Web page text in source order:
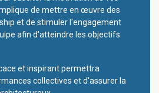
de mettre en œuvre des
et de stimuler l'engagement
afin d'atteindre les objectifs
et inspirant permettra
collectives et d'assurer la